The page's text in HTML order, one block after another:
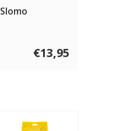
Slomo
€13,95